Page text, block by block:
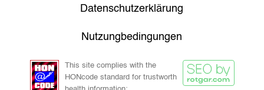
Datenschutzerklärung
Nutzungbedingungen
This site complies with the
HONcode standard for trustworth